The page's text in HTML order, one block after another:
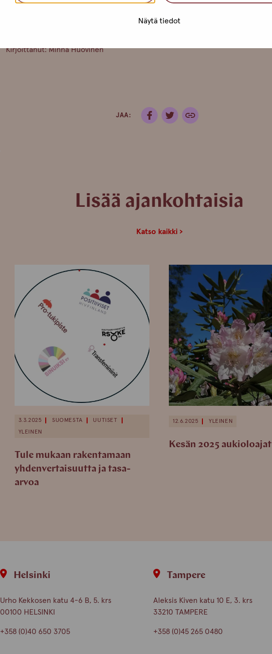
Näytä tiedot
Kirjoittanut:Minna Huovinen
JAA:
Lisää ajankohtaisia
Katso kaikki ›
3.3.2025 SUOMESTA
UUTISET
YLEINEN
Tule mukaan rakentamaan
yhdenvertaisuutta ja tasa-
arvoa
12.6.2025 YLEINEN
Kesän 2025 aukioloajat
Helsinki
Urho Kekkosen katu 4-6 B, 5. krs
00100 HELSINKI
+358 (0)40 650 3705
Tampere
Aleksis Kiven katu 10 E, 3. krs
33210 TAMPERE
+358 (0)45 265 0480